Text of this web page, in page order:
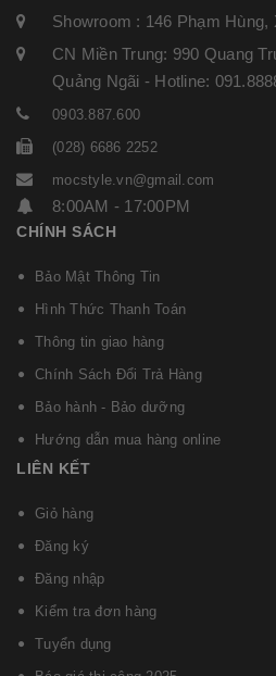
Showroom : 146 Phạm
CN Miền Trung: 990 Quang
Quảng Ngãi - Hotline:
0903.887.600
(028) 6686 2252
mocstyle.vn@gmail.com
8:00AM - 17:00PM
CHÍNH SÁCH
Bảo Mật Thông Tin
Hình Thức Thanh Toán
Thông tin giao hàng
Chính Sách Đổi Trả Hàng
Bảo hành - Bảo dưỡng
Hướng dẫn mua hàng online
LIÊN KẾT
Giỏ hàng
Đăng ký
Đăng nhập
Kiểm tra đơn hàng
Tuyển dụng